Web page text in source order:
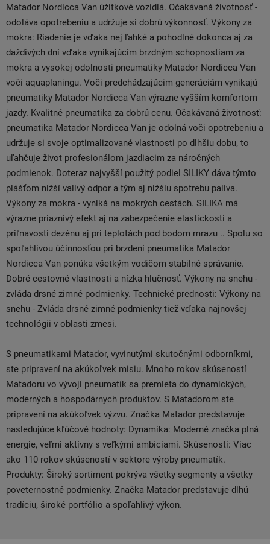
Matador Nordicca Van úžitkové vozidlá. Očakávaná životnosť -
odoláva opotrebeniu a udržuje si dobrú výkonnosť. Výkony za
mokra: Riadenie je vďaka nej ľahké a pohodlné dokonca aj za
daždivých dní vďaka vynikajúcim brzdným schopnostiam za
mokra a vysokej odolnosti pneumatiky Matador Nordicca Van
voči aquaplaningu. Voči predchádzajúcim generáciám vynikajú
pneumatiky Matador Nordicca Van výrazne vyšším komfortom
jazdy. Kvalitné pneumatika za dobrú cenu. Očakávaná životnosť:
pneumatika Matador Nordicca Van je odolná voči opotrebeniu a
udržuje si svoje optimalizované vlastnosti po dlhšiu dobu, to
uľahčuje život profesionálom jazdiacim za náročných
podmienok. Doteraz najvyšší použitý podiel SILIKY dáva týmto
plášťom nižší valivý odpor a tým aj nižšiu spotrebu paliva.
Výkony za mokra - vyniká na mokrých cestách. SILIKA má
výrazne priaznivý efekt aj na zabezpečenie elastickosti a
priľnavosti dezénu aj pri teplotách pod bodom mrazu .. Spolu so
spoľahlivou účinnosťou pri brzdení pneumatika Matador
Nordicca Van ponúka všetkým vodičom stabilné správanie.
Dobré cestovné vlastnosti a nízka hlučnosť. Výkony na snehu -
zvláda drsné zimné podmienky. Technické prednosti: Výkony na
snehu - Zvláda drsné zimné podmienky tiež vďaka najnovšej
technológii v oblasti zmesi.
S pneumatikami Matador, vyvinutými skutočnými odborníkmi,
ste pripravení na akúkoľvek misiu. Mnoho rokov skúseností
Matadoru vo vývoji pneumatík sa premieta do dynamických,
moderných a hospodárnych produktov. S Matadorom ste
pripravení na akúkoľvek výzvu. Značka Matador predstavuje
nasledujúce kľúčové hodnoty: Dynamika: Moderné značka plná
energie, veľmi aktívny s veľkými ambíciami. Skúsenosti: Viac
ako 110 rokov skúseností v sektore výroby pneumatík.
Produkty: Široký sortiment pokrýva všetky segmenty a všetky
poveternostné podmienky. Značka Matador predstavuje dlhú
tradíciu, široké portfólio a spoľahlivý výkon.